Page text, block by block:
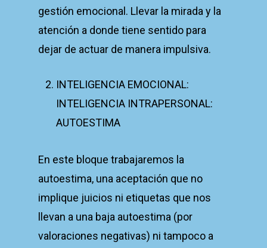
gestión emocional. Llevar la mirada y la
atención a donde tiene sentido para
dejar de actuar de manera impulsiva.
INTELIGENCIA EMOCIONAL:
INTELIGENCIA INTRAPERSONAL:
AUTOESTIMA
En este bloque trabajaremos la
autoestima, una aceptación que no
implique juicios ni etiquetas que nos
llevan a una baja autoestima (por
valoraciones negativas) ni tampoco a